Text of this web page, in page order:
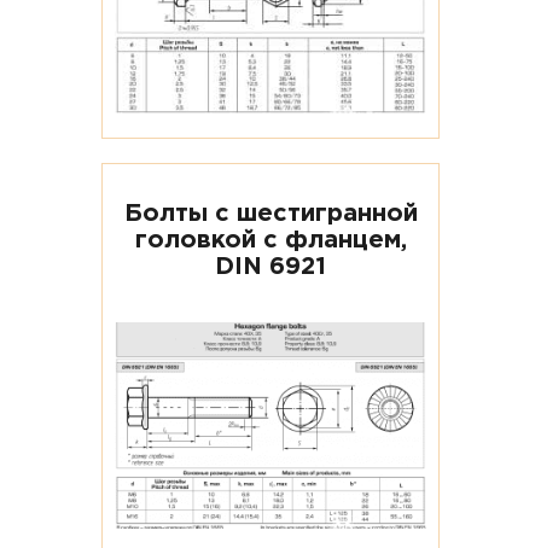
Болты с шестигранной
головкой с фланцем,
DIN 6921